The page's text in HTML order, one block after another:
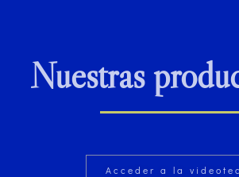
Nuestras
Acceder a la